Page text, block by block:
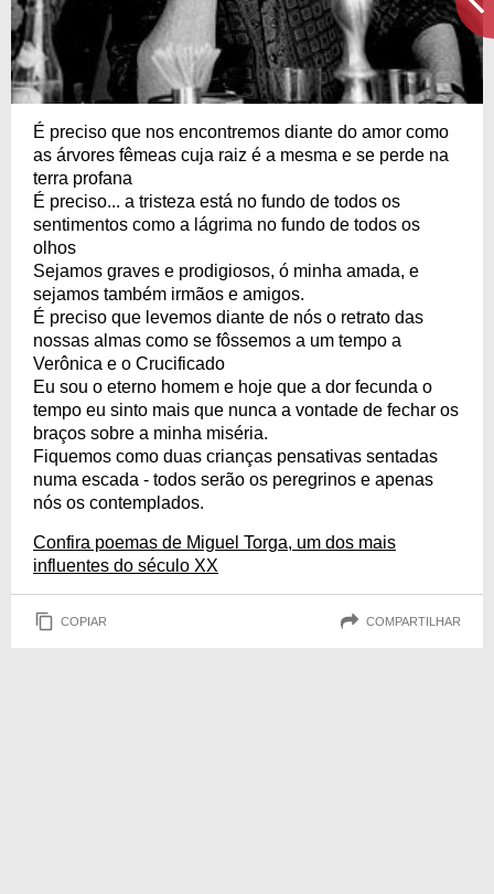
É preciso que nos encontremos diante do amor como
as árvores fêmeas cuja raiz é a mesma e se perde na
terra profana
É preciso... a tristeza está no fundo de todos os
sentimentos como a lágrima no fundo de todos os
olhos
Sejamos graves e prodigiosos, ó minha amada, e
sejamos também irmãos e amigos.
É preciso que levemos diante de nós o retrato das
nossas almas como se fôssemos a um tempo a
Verônica e o Crucificado
Eu sou o eterno homem e hoje que a dor fecunda o
tempo eu sinto mais que nunca a vontade de fechar os
braços sobre a minha miséria.
Fiquemos como duas crianças pensativas sentadas
numa escada - todos serão os peregrinos e apenas
nós os contemplados.
Confira poemas de Miguel Torga, um dos mais
influentes do século XX
COPIAR COMPARTILHAR